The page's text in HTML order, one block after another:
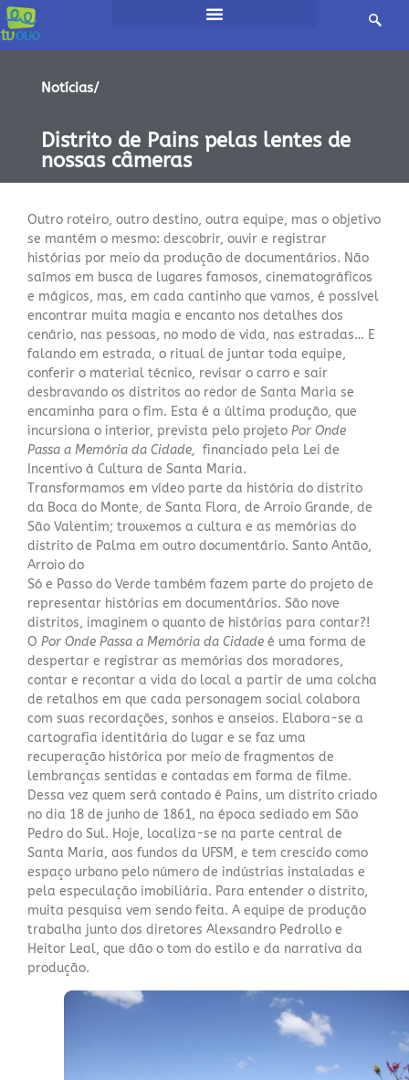
Notícias/
Distrito de Pains pelas lentes de
nossas câmeras
Outro roteiro, outro destino, outra equipe, mas o objetivo
se mantém o mesmo: descobrir, ouvir e registrar
histórias por meio da produção de documentários. Não
saímos em busca de lugares famosos, cinematográficos
e mágicos, mas, em cada cantinho que vamos, é possível
encontrar muita magia e encanto nos detalhes dos
cenário, nas pessoas, no modo de vida, nas estradas… E
falando em estrada, o ritual de juntar toda equipe,
conferir o material técnico, revisar o carro e sair
desbravando os distritos ao redor de Santa Maria se
encaminha para o fim. Esta é a última produção, que
incursiona o interior, prevista pelo projeto Por Onde
Passa a Memória da Cidade, financiado pela Lei de
Incentivo à Cultura de Santa Maria.
Transformamos em vídeo parte da história do distrito
da Boca do Monte, de Santa Flora, de Arroio Grande, de
São Valentim; trouxemos a cultura e as memórias do
distrito de Palma em outro documentário. Santo Antão,
Arroio do
Só e Passo do Verde também fazem parte do projeto de
representar histórias em documentários. São nove
distritos, imaginem o quanto de histórias para contar?!
O Por Onde Passa a Memória da Cidade é uma forma de
despertar e registrar as memórias dos moradores,
contar e recontar a vida do local a partir de uma colcha
de retalhos em que cada personagem social colabora
com suas recordações, sonhos e anseios. Elabora-se a
cartografia identitária do lugar e se faz uma
recuperação histórica por meio de fragmentos de
lembranças sentidas e contadas em forma de filme.
Dessa vez quem será contado é Pains, um distrito criado
no dia 18 de junho de 1861, na época sediado em São
Pedro do Sul. Hoje, localiza-se na parte central de
Santa Maria, aos fundos da UFSM, e tem crescido como
espaço urbano pelo número de indústrias instaladas e
pela especulação imobiliária. Para entender o distrito,
muita pesquisa vem sendo feita. A equipe de produção
trabalha junto dos diretores Alexsandro Pedrollo e
Heitor Leal, que dão o tom do estilo e da narrativa da
produção.